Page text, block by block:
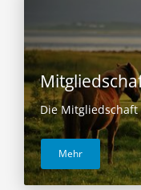
Die Mitgliedschaft
Mehr